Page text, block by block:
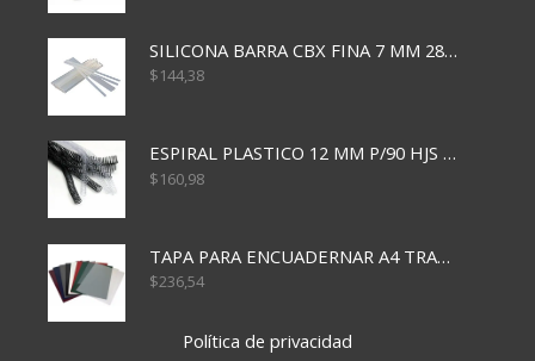
SILICONA BARRA CBX FINA 7 MM 28 CM
$144,38
ESPIRAL PLASTICO 12 MM P/90 HJS X50X1500
$160,98
TAPA PARA ENCUADERNAR A4 TRANSP x50x500
$236,54
Política de privacidad